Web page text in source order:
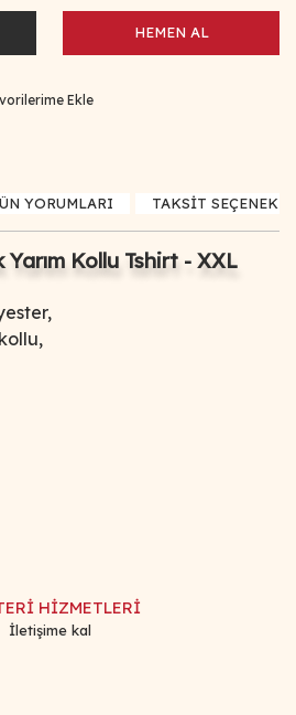
HEMEN AL
YORUMLARI TAKSİT
Kollu Tshirt - XXL
bulunuyor.
HİZMETLERİ
İletişime kal